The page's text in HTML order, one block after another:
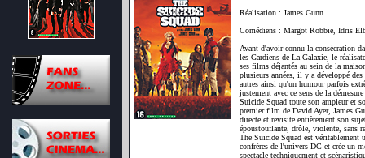
Réalisation : James Gunn
Comédiens : Margot Robbie, Idris
Avant d'avoir connu la consécration
les Gardiens de La Galaxie, le
ses films déjantés au sein de la
plusieurs années, il y a développé
autres ainsi qu'un humour parfois
justement avec ce sens de la
Suicide Squad toute son ampleur et
premier film de David Ayer, James
directe et revisite entièrement son
époustouflante, drôle, violente, sans
The Suicide Squad est véritablement
confrères de l'univers DC et crée un
spectacle techniquement et